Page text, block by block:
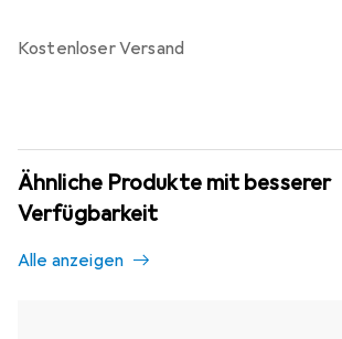
kostenloser Versand
Ähnliche Produkte mit besserer
Verfügbarkeit
Alle anzeigen